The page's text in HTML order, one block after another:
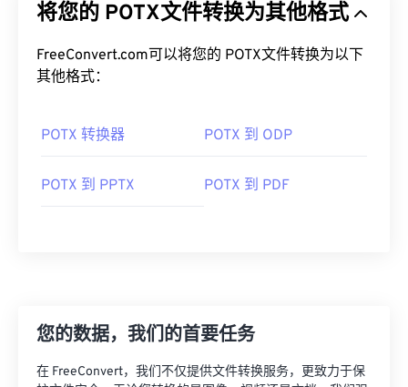
将您的 POTX文件转换为其他格式
FreeConvert.com可以将您的 POTX文件转换为以下
其他格式：
POTX 转换器 POTX 到 ODP
POTX 到 PPTX POTX 到 PDF
您的数据，我们的首要任务
在 FreeConvert，我们不仅提供文件转换服务，更致力于保